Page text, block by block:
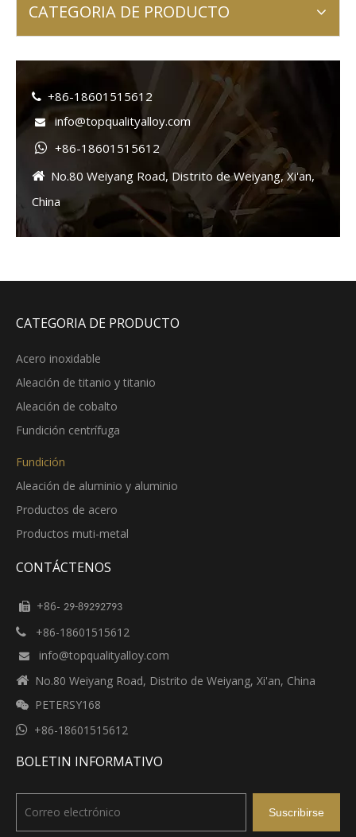
CATEGORIA DE PRODUCTO
 +86-18601515612
 info@topqualityalloy.com
 +86-18601515612
 No.80 Weiyang Road, Distrito de Weiyang, Xi'an,
China
CATEGORIA DE PRODUCTO
Acero inoxidable
Aleación de titanio y titanio
Aleación de cobalto
Fundición centrífuga
Fundición
Aleación de aluminio y aluminio
Productos de acero
Productos muti-metal
CONTÁCTENOS
 +86- 29-89292793
 +86-18601515612
 info@topqualityalloy.com
 No.80 Weiyang Road, Distrito de Weiyang, Xi'an, China
 PETERSY168
 +86-18601515612
BOLETIN INFORMATIVO
Suscribirse